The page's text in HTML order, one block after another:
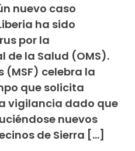
nuevo caso
ha sido
por la
de la Salud (OMS).
(MSF) celebra la
que solicita
vigilancia dado que
nuevos
de Sierra […]